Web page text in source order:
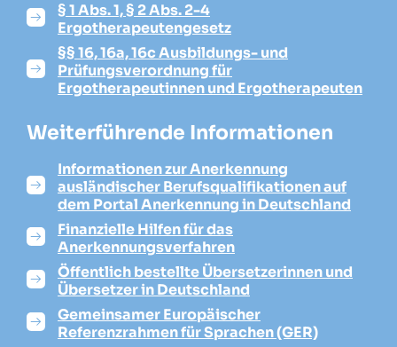
§ 1 Abs. 1, § 2 Abs. 2-4
Ergotherapeutengesetz
§§ 16, 16a, 16c Ausbildungs- und
Prüfungsverordnung für
Ergotherapeutinnen und Ergotherapeuten
Weiterführende Informationen
Informationen zur Anerkennung
ausländischer Berufsqualifikationen auf
dem Portal Anerkennung in Deutschland
Finanzielle Hilfen für das
Anerkennungsverfahren
Öffentlich bestellte Übersetzerinnen und
Übersetzer in Deutschland
Gemeinsamer Europäischer
Referenzrahmen für Sprachen (GER)